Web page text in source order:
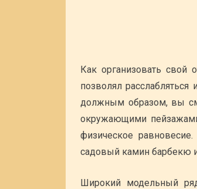
Как организовать свой
позволял
должным образом, вы
окружающими
физическое
садовый камин барбекю
Широкий модельный